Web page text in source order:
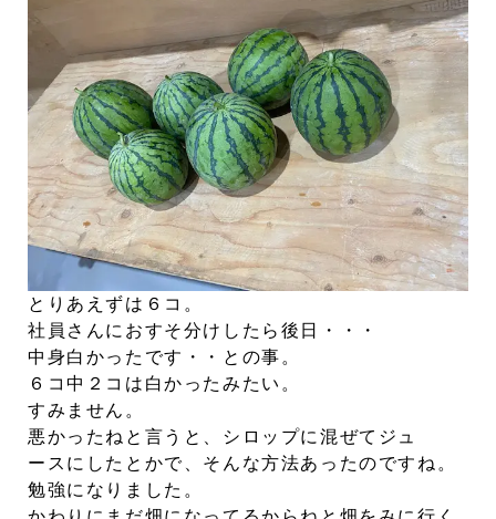
とりあえずは６コ。
社員さんにおすそ分けしたら後日・・・
中身白かったです・・との事。
６コ中２コは白かったみたい。
すみません。
悪かったねと言うと、シロップに混ぜてジュ
ースにしたとかで、そんな方法あったのですね。
勉強になりました。